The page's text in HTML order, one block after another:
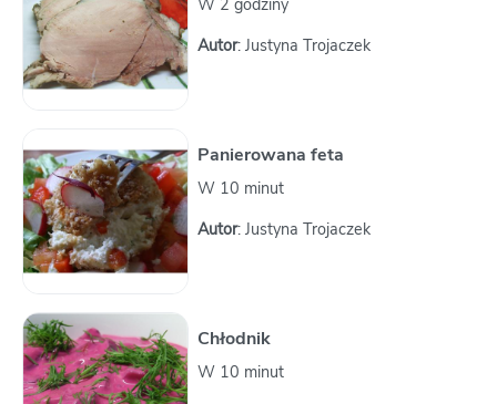
W 2 godziny
Autor: Justyna Trojaczek
Panierowana feta
W 10 minut
Autor: Justyna Trojaczek
Chłodnik
W 10 minut